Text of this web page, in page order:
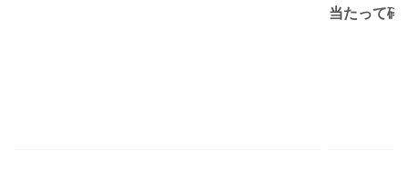
当たって砕